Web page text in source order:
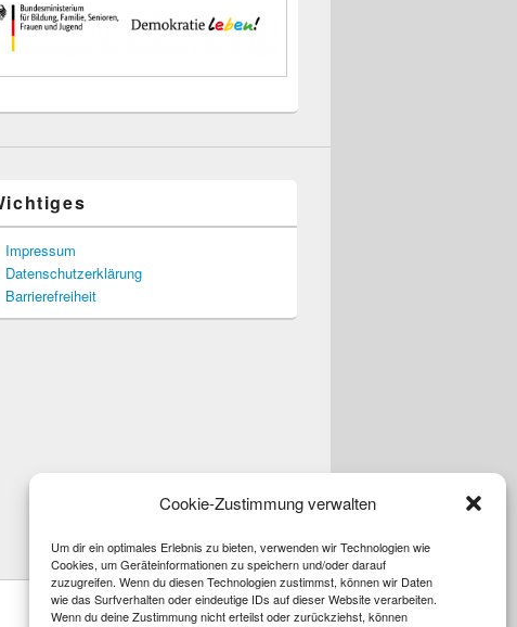
Cookie-Zustimmung verwalten
Um dir ein optimales Erlebnis zu bieten, verwenden wir Technologien wie
Cookies, um Geräteinformationen zu speichern und/oder darauf
zuzugreifen. Wenn du diesen Technologien zustimmst, können wir Daten
wie das Surfverhalten oder eindeutige IDs auf dieser Website verarbeiten.
Wenn du deine Zustimmung nicht erteilst oder zurückziehst, können
Impressum
Datenschutzerklärung
Barrierefreiheit